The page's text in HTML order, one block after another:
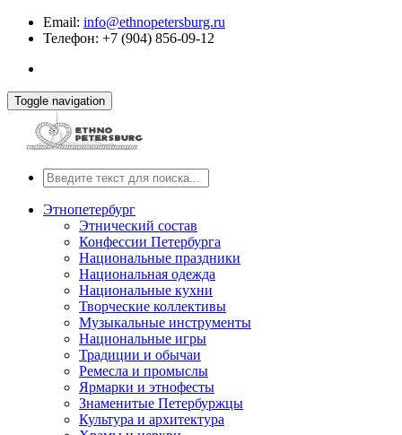
Email: info@ethnopetersburg.ru
Телефон: +7 (904) 856-09-12
Toggle navigation
Этнопетербург
Этнический состав
Конфессии Петербурга
Национальные праздники
Национальная одежда
Национальные кухни
Творческие коллективы
Музыкальные инструменты
Национальные игры
Традиции и обычаи
Ремесла и промыслы
Ярмарки и этнофесты
Знаменитые Петербуржцы
Культура и архитектура